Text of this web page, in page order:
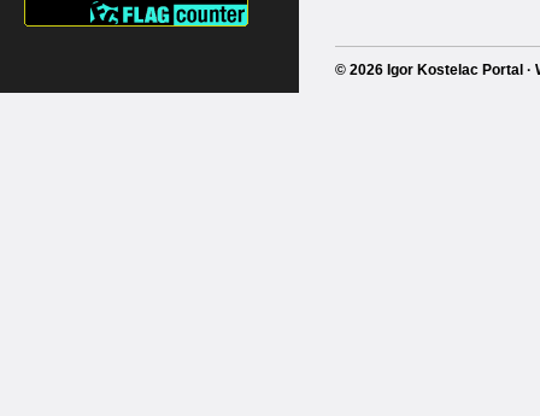
© 2026 Igor Kostelac Portal